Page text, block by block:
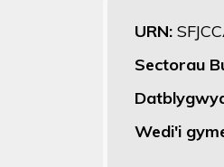
URN:
Sectorau
Wedi'i